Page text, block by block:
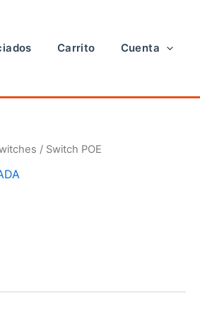
Carrito Cuenta
/ Switch POE